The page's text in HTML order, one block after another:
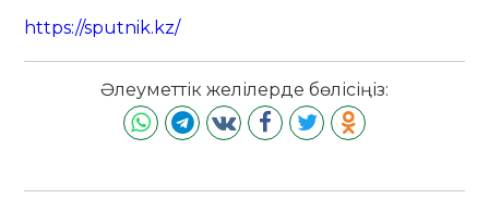
https://sputnik.kz/
Әлеуметтік желілерде бөлісіңіз: